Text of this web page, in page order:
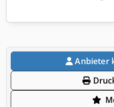
Anbieter